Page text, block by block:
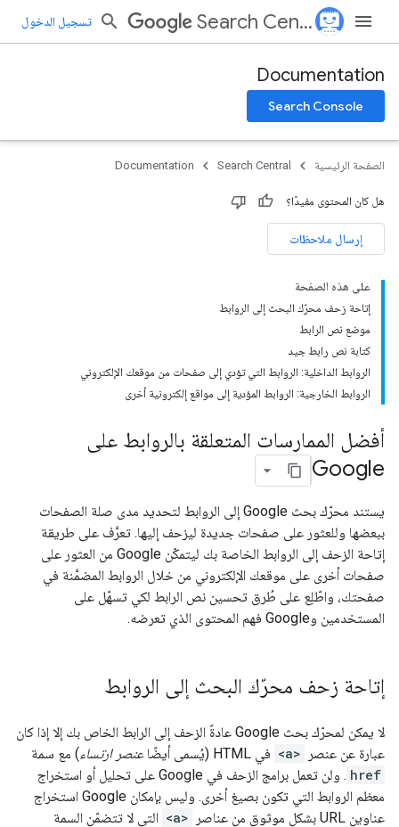
Search Central تسجيل الدخول
Documentation
Search Console
الصفحة الرئيسية Search Central
Documentation
هل كان المحتوى مفيدًا؟
إرسال ملاحظات
على هذه الصفحة
إتاحة زحف محرّك البحث إلى الروابط
موضع نص الرابط
كتابة نص رابط جيد
الروابط الداخلية: الروابط التي تؤدي إلى صفحات من موقعك الإلكتروني
الروابط الخارجية: الروابط المؤدية إلى مواقع إلكترونية أخرى
أفضل الممارسات المتعلقة بالروابط على
Google
يستند محرّك بحث Google إلى الروابط لتحديد مدى صلة الصفحات
ببعضها وللعثور على صفحات جديدة ليزحف إليها. تعرَّف على طريقة
إتاحة الزحف إلى الروابط الخاصة بك ليتمكّن Google من العثور على
صفحات أخرى على موقعك الإلكتروني من خلال الروابط المضمَّنة في
صفحتك، واطّلِع على طُرق تحسين نص الرابط لكي تسهّل على
المستخدمين وGoogle فهم المحتوى الذي تعرضه.
إتاحة زحف محرّك البحث إلى الروابط
لا يمكن لمحرّك بحث Google عادةً الزحف إلى الرابط الخاص بك إلا إذا كان
عبارة عن عنصر
<a> في HTML (يُسمى أيضًا عنصر ارتساء) مع سمة
href
. ولن تعمل برامج الزحف في Google على تحليل أو استخراج
معظم الروابط التي تكون بصيغ أخرى. وليس بإمكان Google استخراج
عناوين URL بشكل موثوق من عناصر
<a> التي لا تتضمّن السمة